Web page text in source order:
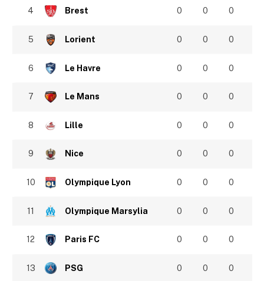
4 Brest 0 0 0
5 Lorient 0 0 0
6 Le Havre 0 0 0
7 Le Mans 0 0 0
8 Lille 0 0 0
9 Nice 0 0 0
10 Olympique Lyon 0 0 0
11 Olympique Marsylia 0 0 0
12 Paris FC 0 0 0
13 PSG 0 0 0